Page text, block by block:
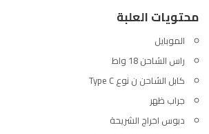
محتويات العلبة
الموبايل
راس الشاحن 18 واط
كابل الشاحن ن نوع Type C
جراب ظهر
دبوس اخراج الشريحة